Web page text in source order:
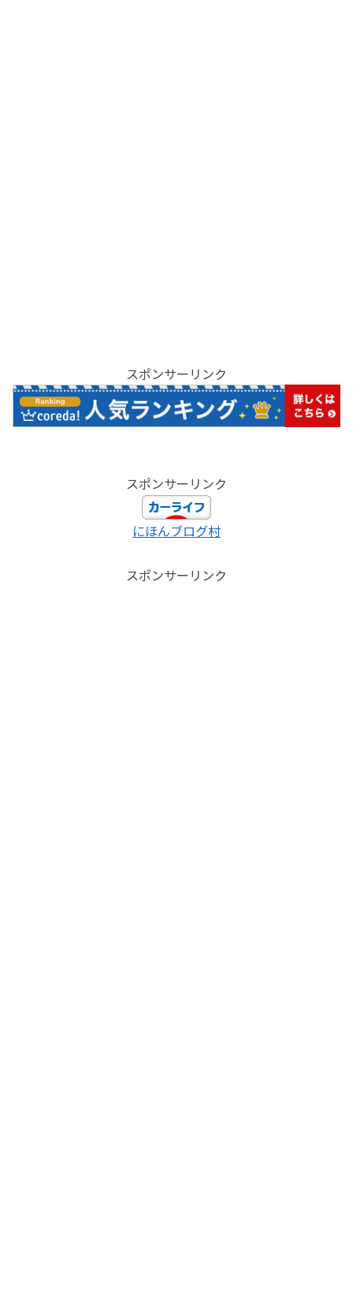
スポンサーリンク
スポンサーリンク
にほんブログ村
スポンサーリンク